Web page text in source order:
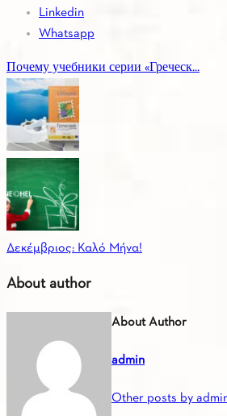
Linkedin
Whatsapp
Почему учебники серии «Греческ...
Δεκέμβριος: Καλό Μήνα!
About author
About Author
admin
Other posts by